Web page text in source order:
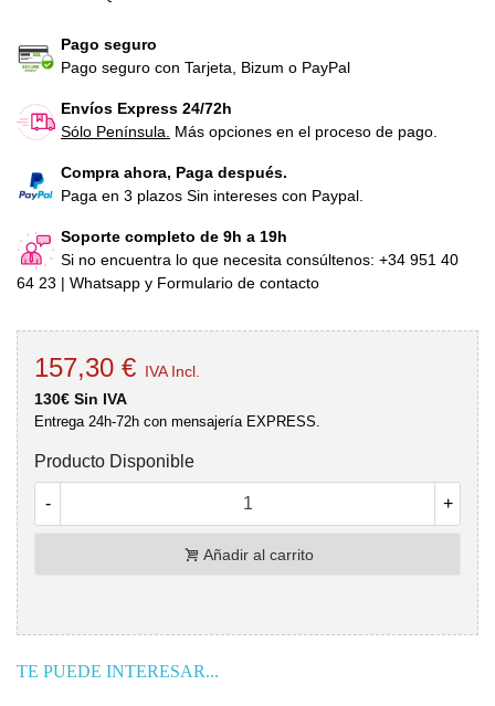
Pago seguro
Pago seguro con Tarjeta, Bizum o PayPal
Envíos Express 24/72h
Sólo Península.
Más opciones en el proceso de pago.
Compra ahora, Paga después.
Paga en 3 plazos Sin intereses con Paypal.
Soporte completo de 9h a 19h
Si no encuentra lo que necesita consúltenos: +34 951 40
64 23 | Whatsapp y Formulario de contacto
157,30 € IVA Incl.
130€ Sin IVA
Entrega 24h-72h con mensajería EXPRESS.
Producto Disponible
- +
Añadir al carrito
TE PUEDE INTERESAR...